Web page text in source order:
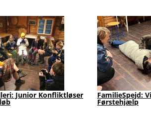
Junior Konfliktløser FamilieSpejd:
Førstehjælp